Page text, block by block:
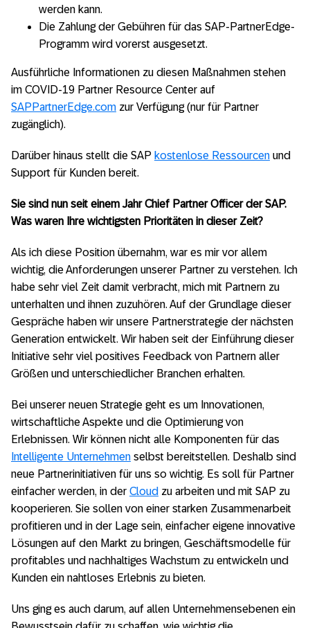
werden kann.
Die Zahlung der Gebühren für das SAP-PartnerEdge-
Programm wird vorerst ausgesetzt.
Ausführliche Informationen zu diesen Maßnahmen stehen
im COVID-19 Partner Resource Center auf
SAPPartnerEdge.com zur Verfügung (nur für Partner
zugänglich).
Darüber hinaus stellt die SAP kostenlose Ressourcen und
Support für Kunden bereit.
Sie sind nun seit einem Jahr Chief Partner Officer der SAP.
Was waren Ihre wichtigsten Prioritäten in dieser Zeit?
Als ich diese Position übernahm, war es mir vor allem
wichtig, die Anforderungen unserer Partner zu verstehen. Ich
habe sehr viel Zeit damit verbracht, mich mit Partnern zu
unterhalten und ihnen zuzuhören. Auf der Grundlage dieser
Gespräche haben wir unsere Partnerstrategie der nächsten
Generation entwickelt. Wir haben seit der Einführung dieser
Initiative sehr viel positives Feedback von Partnern aller
Größen und unterschiedlicher Branchen erhalten.
Bei unserer neuen Strategie geht es um Innovationen,
wirtschaftliche Aspekte und die Optimierung von
Erlebnissen. Wir können nicht alle Komponenten für das
Intelligente Unternehmen selbst bereitstellen. Deshalb sind
neue Partnerinitiativen für uns so wichtig. Es soll für Partner
einfacher werden, in der Cloud zu arbeiten und mit SAP zu
kooperieren. Sie sollen von einer starken Zusammenarbeit
profitieren und in der Lage sein, einfacher eigene innovative
Lösungen auf den Markt zu bringen, Geschäftsmodelle für
profitables und nachhaltiges Wachstum zu entwickeln und
Kunden ein nahtloses Erlebnis zu bieten.
Uns ging es auch darum, auf allen Unternehmensebenen ein